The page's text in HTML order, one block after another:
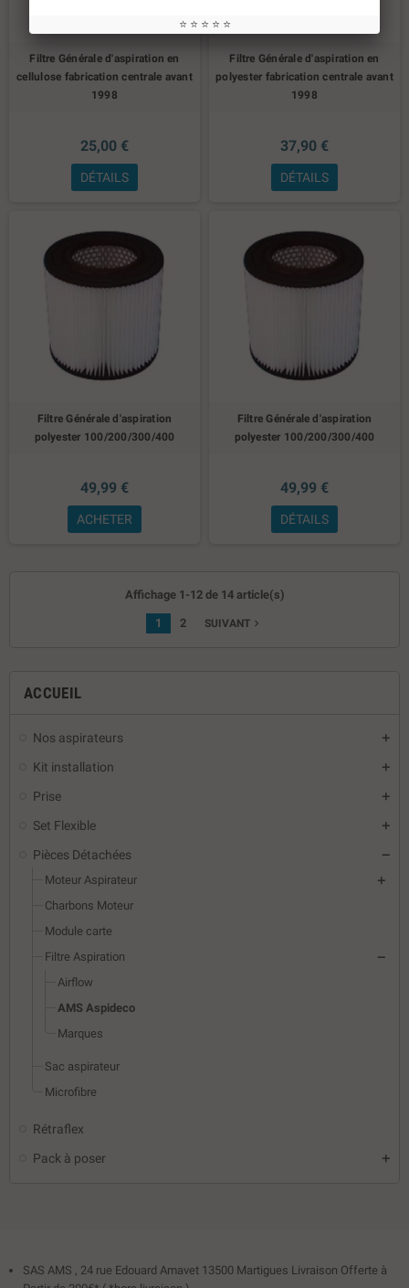
ACCUEIL
Nos aspirateurs
Kit installation
Prise
Set Flexible
Pièces Détachées
Moteur Aspirateur
Charbons Moteur
Module carte
Filtre Aspiration
Airflow
AMS Aspideco
Marques
Sac aspirateur
Microfibre
Rétraflex
Pack à poser
Filtre Générale d'aspiration en
cellulose fabrication centrale avant
1998
25,00 €
DÉTAILS
Filtre Générale d'aspiration en
polyester fabrication centrale avant
1998
37,90 €
DÉTAILS
Filtre Générale d'aspiration
polyester 100/200/300/400
49,99 €
ACHETER
Filtre Générale d'aspiration
polyester 100/200/300/400
49,99 €
DÉTAILS
Affichage 1-12 de 14 article(s)
1 2 SUIVANT navigate_next
SAS AMS , 24 rue Edouard Amavet 13500 Martigues Livraison Offerte à
⭐ ⭐ ⭐ ⭐ ⭐